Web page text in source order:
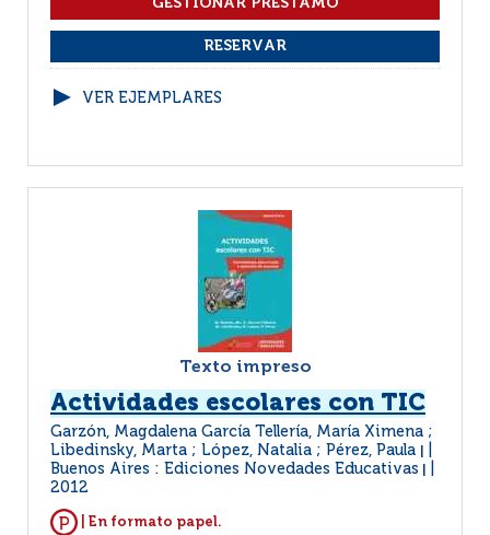
VER EJEMPLARES
Texto impreso
Actividades escolares con TIC
Garzón, Magdalena García Tellería, María Ximena ;
Libedinsky, Marta ; López, Natalia ; Pérez, Paula
Buenos Aires : Ediciones Novedades Educativas
2012
| En formato papel.